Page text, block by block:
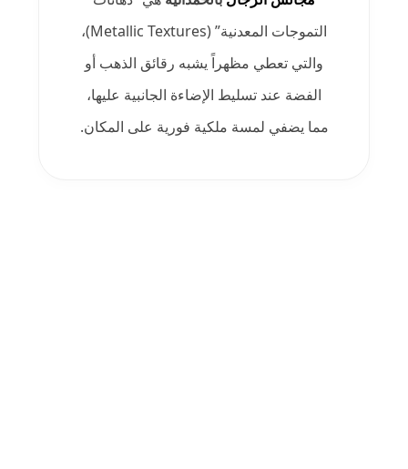
التموجات المعدنية” (Metallic Textures)،
والتي تعطي مظهراً يشبه رقائق الذهب أو
الفضة عند تسليط الإضاءة الجانبية عليها،
مما يضفي لمسة ملكية فورية على المكان.